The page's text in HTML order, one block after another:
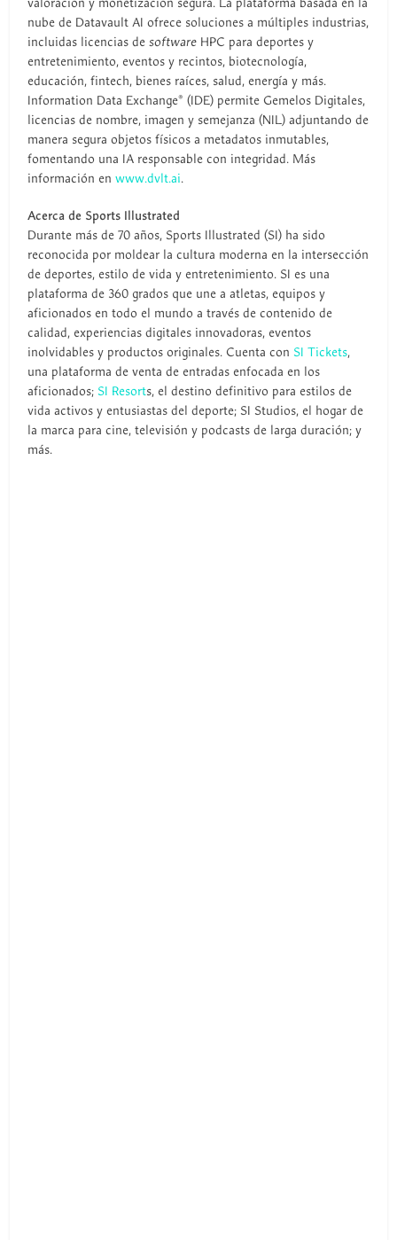
nube de Datavault AI ofrece soluciones a múltiples industrias,
incluidas licencias desoftware HPC para deportes y
entretenimiento, eventos y recintos, biotecnología,
educación, fintech, bienes raíces, salud, energía y más.
Information Data Exchange® (IDE) permite Gemelos Digitales,
licencias de nombre, imagen y semejanza (NIL) adjuntando de
manera segura objetos físicos a metadatos inmutables,
fomentando una IA responsable con integridad. Más
información enwww.dvlt.ai.
Acerca de Sports Illustrated
Durante más de 70 años, Sports Illustrated (SI) ha sido
reconocida por moldear la cultura moderna en la intersección
de deportes, estilo de vida y entretenimiento. SI es una
plataforma de 360 grados que une a atletas, equipos y
aficionados en todo el mundo a través de contenido de
calidad, experiencias digitales innovadoras, eventos
inolvidables y productos originales. Cuenta conSI Tickets,
una plataforma de venta de entradas enfocada en los
aficionados;SI Resorts, el destino definitivo para estilos de
vida activos y entusiastas del deporte; SI Studios, el hogar de
la marca para cine, televisión y podcasts de larga duración; y
más.